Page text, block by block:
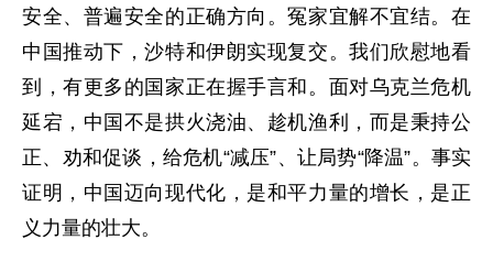
安全、普遍安全的正确方向。冤家宜解不宜结。在
中国推动下，沙特和伊朗实现复交。我们欣慰地看
到，有更多的国家正在握手言和。面对乌克兰危机
延宕，中国不是拱火浇油、趁机渔利，而是秉持公
正、劝和促谈，给危机“减压”、让局势“降温”。事实
证明，中国迈向现代化，是和平力量的增长，是正
义力量的壮大。